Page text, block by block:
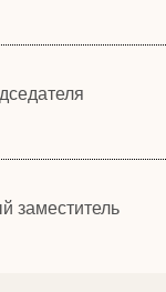
заместитель